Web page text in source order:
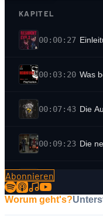
KAPITEL
00:00:27
00:03:20 Was
00:07:43 Die
00:09:23 Die
00:10:37
Abonnieren
Worum geht's?